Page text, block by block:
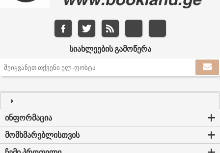
ᲡᲘᲐᲮᲚᲔᲔᲑᲘᲡ ᲒᲐᲛᲝᲬᲔᲠᲐ
ᲘᲜᲤᲝᲠᲛᲐᲪᲘᲐ
ᲛᲝᲛᲮᲛᲐᲠᲔᲑᲚᲘᲡᲗᲕᲘᲡ